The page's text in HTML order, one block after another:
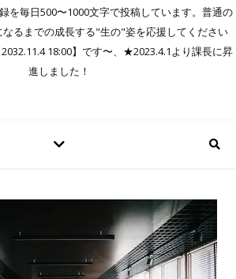
を毎日500〜1000文字で投稿しています。普通の
るまでの成長する"生の"姿を応援してください
2032.11.4 18:00】です〜、★2023.4.1より課長に昇
進しました！